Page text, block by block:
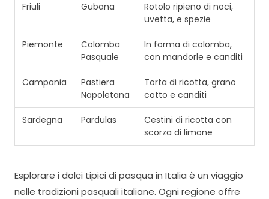
Friuli Gubana
Rotolo ripieno di noci,
uvetta, e spezie
Piemonte
Colomba
Pasquale
In forma di colomba,
con mandorle e canditi
Campania
Pastiera
Napoletana
Torta di ricotta, grano
cotto e canditi
Sardegna Pardulas
Cestini di ricotta con
scorza di limone
Esplorare i dolci tipici di pasqua in Italia è un viaggio
nelle tradizioni pasquali italiane. Ogni regione offre